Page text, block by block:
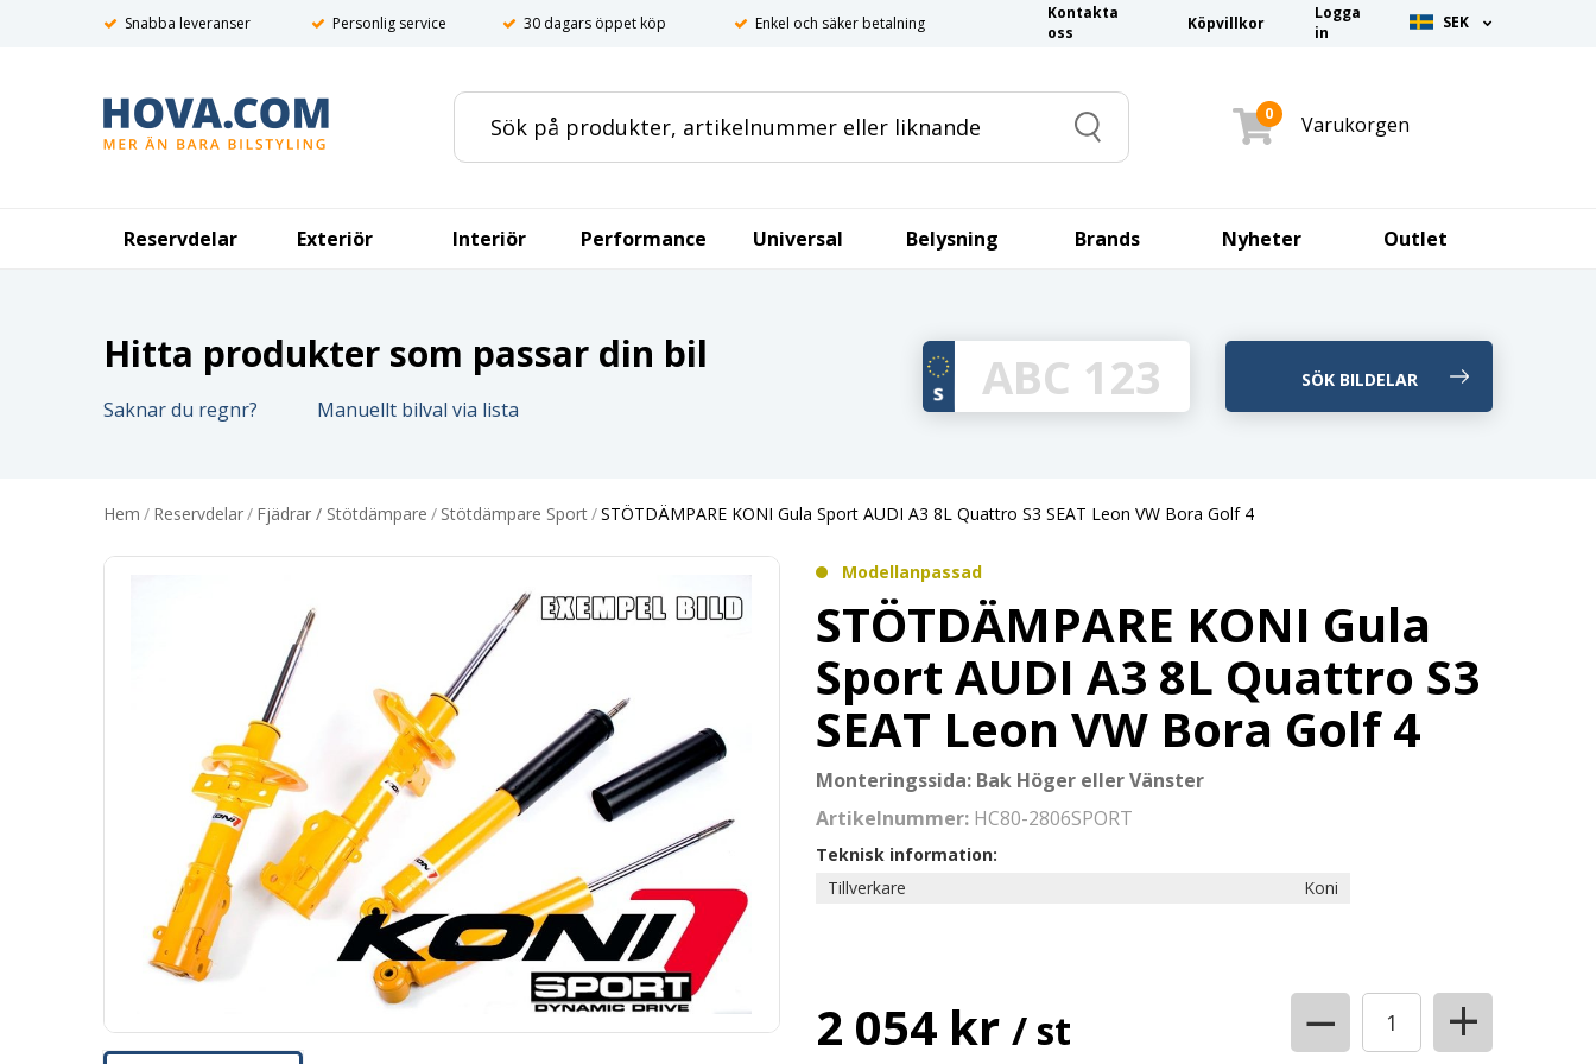
Snabba leveranser Personlig service 30 dagars öppet köp Enkel och säker betalning
Kontakta
oss
Köpvillkor
Logga
in
SEK
Search
0 Varukorgen
Reservdelar Exteriör Interiör Performance Universal Belysning Brands Nyheter Outlet
Hitta produkter som passar din bil
Saknar du regnr? Manuellt bilval via lista
Hem / Reservdelar/ Fjädrar / Stötdämpare / Stötdämpare Sport/STÖTDÄMPARE KONI Gula Sport AUDI A3 8L Quattro S3 SEAT Leon VW Bora Golf 4
Modellanpassad
STÖTDÄMPARE KONI Gula
Sport AUDI A3 8L Quattro S3
SEAT Leon VW Bora Golf 4
Monteringssida: Bak Höger eller Vänster
Artikelnummer: HC80-2806SPORT
Teknisk information:
Tillverkare
Koni
2 054 kr / st − +